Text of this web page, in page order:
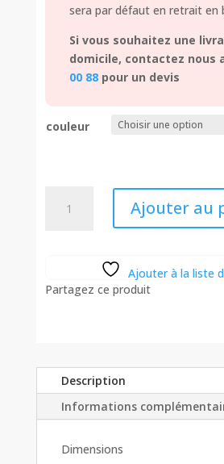
sera par défaut en retrait en
Si vous souhaitez une
domicile, contactez nous
00 88pour un devis
couleur
-
Ajouter au
Ajouter à la liste
Partagez ce produit
Description
Informations
Dimensions